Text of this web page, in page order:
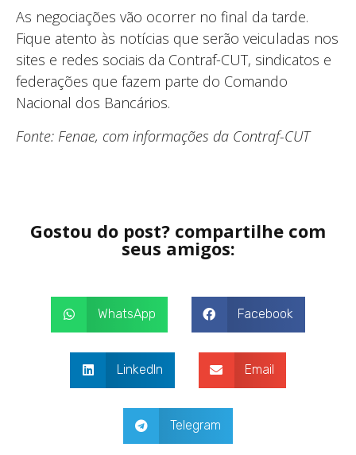
As negociações vão ocorrer no final da tarde.
Fique atento às notícias que serão veiculadas nos
sites e redes sociais da Contraf-CUT, sindicatos e
federações que fazem parte do Comando
Nacional dos Bancários.
Fonte: Fenae, com informações da Contraf-CUT
Gostou do post? compartilhe com
seus amigos:
WhatsApp Facebook
LinkedIn Email
Telegram